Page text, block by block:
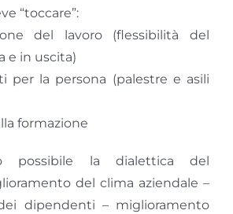
“toccare”:
del lavoro (flessibilità del
e in uscita)
per la persona (palestre e asili
formazione
possibile la dialettica del
del clima aziendale –
dipendenti – miglioramento